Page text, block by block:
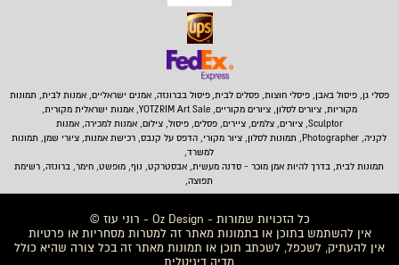
כל הזכויות שמורות - Oz Design - רוני עוז ©
אין להשתמש בתוכן או בתמונות מאתר זה למטרות מסחריות או פרטיות
אין להעתיק, לשכפל, לשכתב תוכן או תמונות מאתר זה בכל צורה שהיא כולל
פסלי גן, פיסול באבן, פיסלי חוצות, פסלים לבית,פיסול בברונזה, אמנים ישראליים, אמנות לבית, תמונות
מקוריות, ציורים לסלון, ציורים מקוריים, YOTZRIM Art Sale, אמנות ישראלית מקורית,
Sculptor, ציורים, צלמים, ציירים, פסלים, פיסול, צילום, אמנות למכירה, אמנות
לקניה, Photographer, תמונות לסלון, ציור מקורי, הדפס על קנבס, רכישת אמנות, ציורי שמן, תמונות
למשרד,
תמונות לבית, בדרך להיות אמן מוכר - סדנה מעשית, אבסטרקט, נוף, מופשט, חימר, ברונזה, רשימת
תפוצה,